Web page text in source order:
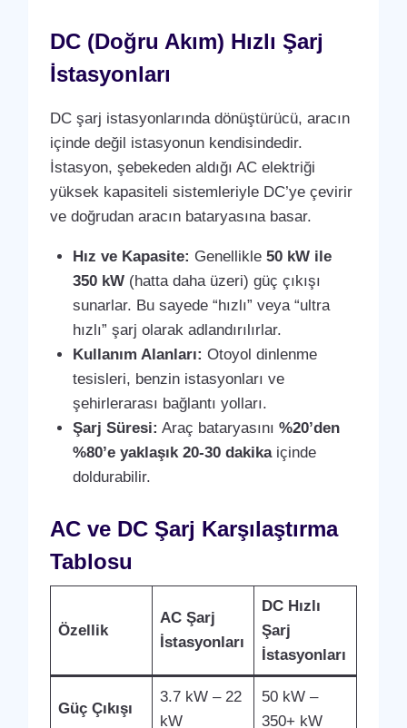
DC (Doğru Akım) Hızlı Şarj
İstasyonları
DC şarj istasyonlarında dönüştürücü, aracın
içinde değil istasyonun kendisindedir.
İstasyon, şebekeden aldığı AC elektriği
yüksek kapasiteli sistemleriyle DC’ye çevirir
ve doğrudan aracın bataryasına basar.
Hız ve Kapasite: Genellikle50 kW ile
350 kW (hatta daha üzeri) güç çıkışı
sunarlar. Bu sayede “hızlı” veya “ultra
hızlı” şarj olarak adlandırılırlar.
Kullanım Alanları: Otoyol dinlenme
tesisleri, benzin istasyonları ve
şehirlerarası bağlantı yolları.
Şarj Süresi: Araç bataryasını%20’den
%80’e yaklaşık 20-30 dakikaiçinde
doldurabilir.
AC ve DC Şarj Karşılaştırma
Tablosu
Özellik
AC Şarj
İstasyonları
DC Hızlı
Şarj
İstasyonları
Güç Çıkışı
3.7 kW – 22
kW
50 kW –
350+ kW